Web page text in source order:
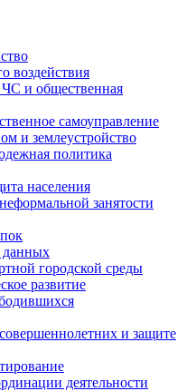
воздействия
ЧС и общественная
самоуправление
и землеустройство
политика
населения
занятости
данных
городской среды
развитие
и защите
деятельности